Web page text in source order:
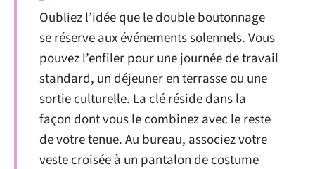
Oubliez l’idée que le double boutonnage
se réserve aux événements solennels. Vous
pouvez l’enfiler pour une journée de travail
standard, un déjeuner en terrasse ou une
sortie culturelle. La clé réside dans la
façon dont vous le combinez avec le reste
de votre tenue. Au bureau, associez votre
veste croisée à un pantalon de costume